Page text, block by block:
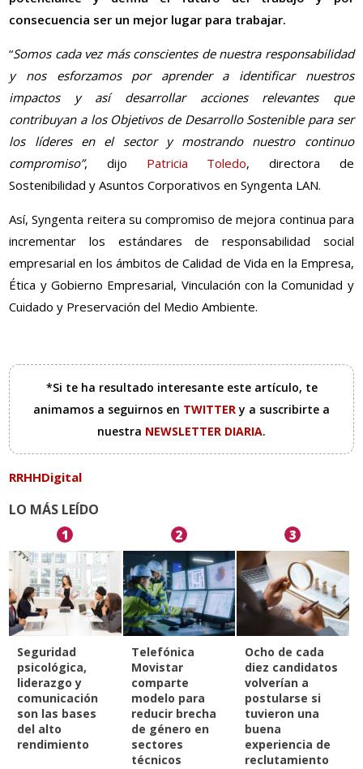
consecuencia ser un mejor lugar para trabajar.
“Somos cada vez más conscientes de nuestra responsabilidad
y nos esforzamos por aprender a identificar nuestros
impactos y así desarrollar acciones relevantes que
contribuyan a los Objetivos de Desarrollo Sostenible para ser
los líderes en el sector y mostrando nuestro continuo
compromiso”, dijo Patricia Toledo, directora de
Sostenibilidad y Asuntos Corporativos en Syngenta LAN.
Así, Syngenta reitera su compromiso de mejora continua para
incrementar los estándares de responsabilidad social
empresarial en los ámbitos de Calidad de Vida en la Empresa,
Ética y Gobierno Empresarial, Vinculación con la Comunidad y
Cuidado y Preservación del Medio Ambiente.
*Si te ha resultado interesante este artículo, te
animamos a seguirnos en TWITTERy a suscribirte a
nuestra NEWSLETTER DIARIA.
RRHHDigital
LO MÁS LEÍDO
1
Seguridad
psicológica,
liderazgo y
comunicación
son las bases
del alto
rendimiento
2
Telefónica
Movistar
comparte
modelo para
reducir brecha
de género en
sectores
técnicos
3
Ocho de cada
diez candidatos
volverían a
postularse si
tuvieron una
buena
experiencia de
reclutamiento